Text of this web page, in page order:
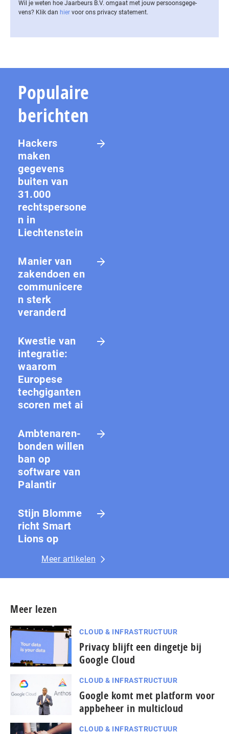
Wil je weten hoe Jaarbeurs B.V. omgaat met jouw per­soons­ge­ge­
vens? Klik dan hier voor ons privacy statement.
Populaire
berichten
Hackers
maken
gegevens
buiten van
31.000
rechtspersone
n in
Liechtenstein
Manier van
zakendoen en
communicere
n sterk
veranderd
Kwestie van
integratie:
waarom
Europese
techgiganten
scoren met ai
Amb­te­na­ren­
bon­den willen
ban op
software van
Palantir
Stijn Blomme
richt Smart
Lions op
Meer artikelen
Meer lezen
CLOUD & INFRASTRUCTUUR
Privacy blijft een dingetje bij
Google Cloud
CLOUD & INFRASTRUCTUUR
Google komt met platform voor
appbeheer in multicloud
CLOUD & INFRASTRUCTUUR